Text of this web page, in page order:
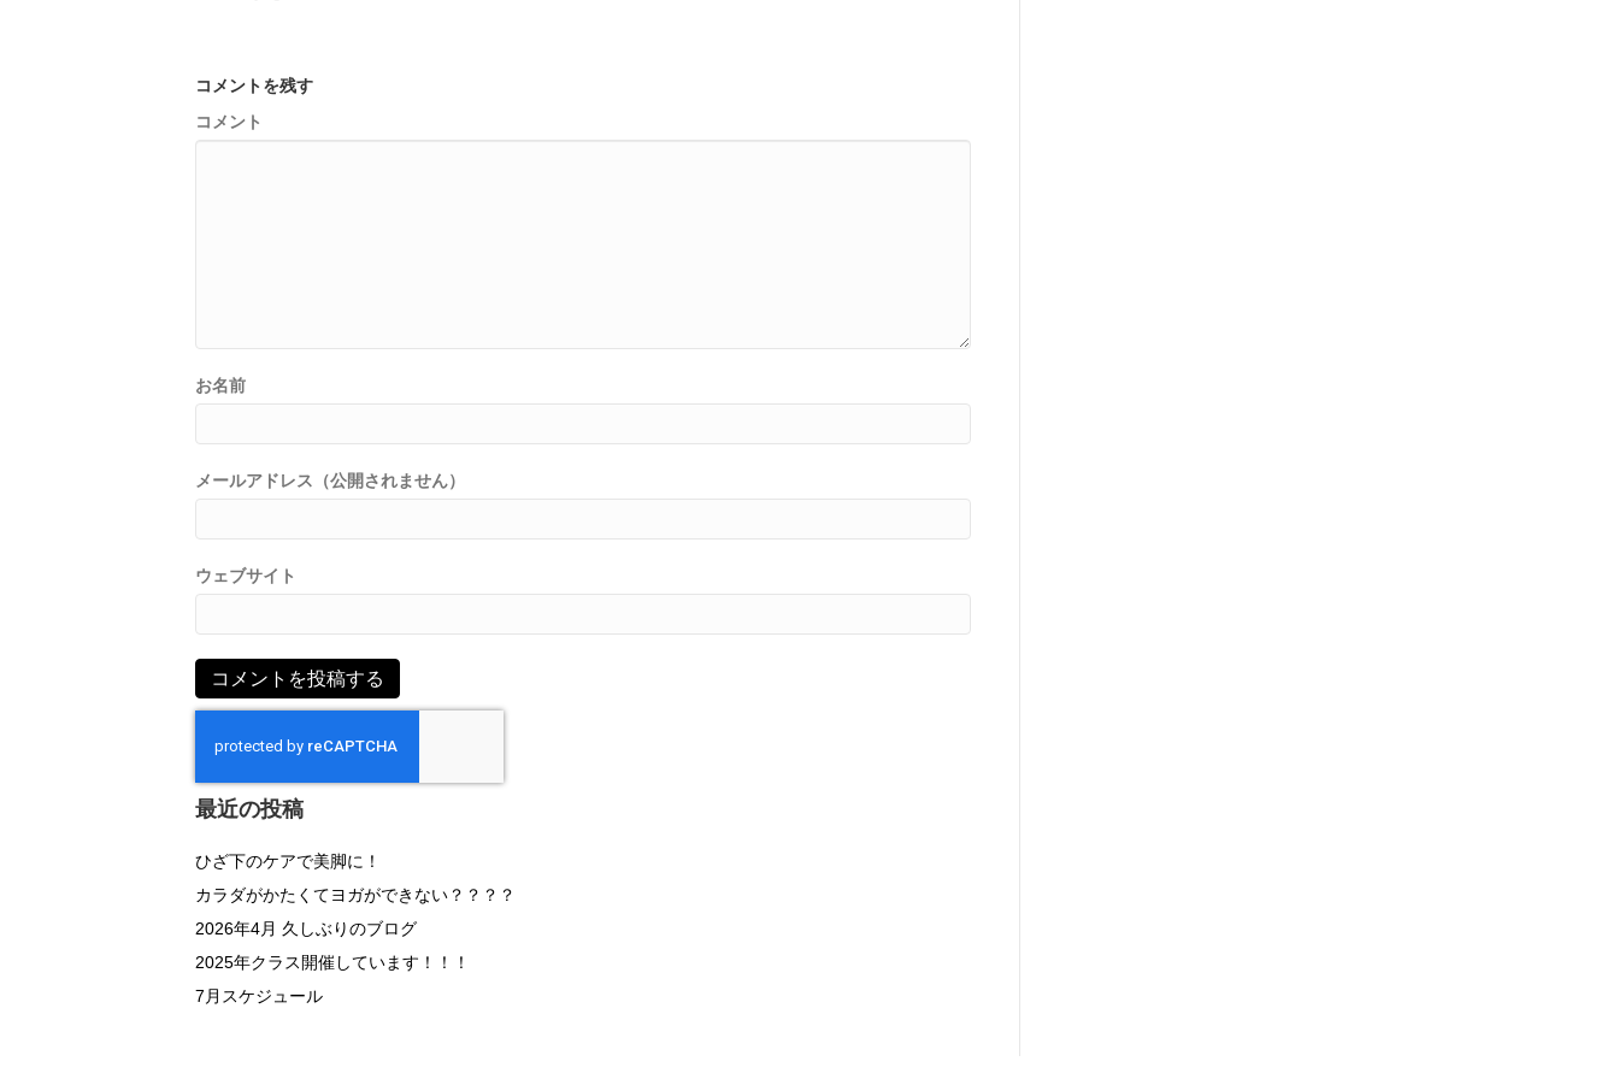
コメントを残す
コメント
お名前
メールアドレス（公開されません）
ウェブサイト
最近の投稿
ひざ下のケアで美脚に！
カラダがかたくてヨガができない？？？？
2026年4月 久しぶりのブログ
2025年クラス開催しています！！！
7月スケジュール